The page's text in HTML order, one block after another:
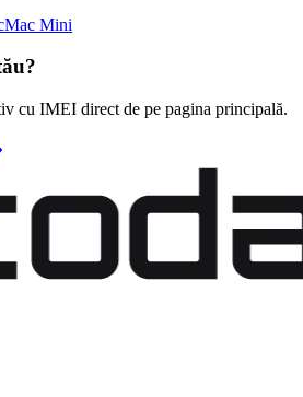
Mac Mini
cu IMEI direct de pe pagina principală.